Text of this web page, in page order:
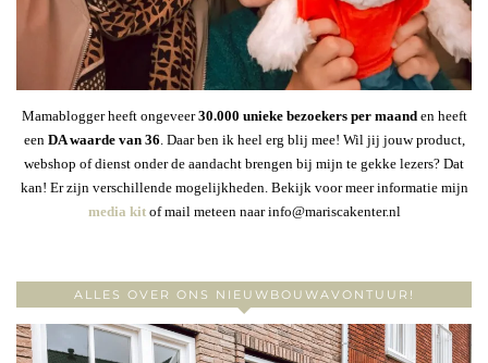
Mamablogger heeft ongeveer30.000 unieke bezoekers per maanden heeft
een DA waarde van 36 . Daar ben ik heel erg blij mee! Wil jij jouw product,
webshop of dienst onder de aandacht brengen bij mijn te gekke lezers? Dat
kan! Er zijn verschillende mogelijkheden. Bekijk voor meer informatie mijn
media kitof mail meteen naar info@mariscakenter.nl
ALLES OVER ONS NIEUWBOUWAVONTUUR!